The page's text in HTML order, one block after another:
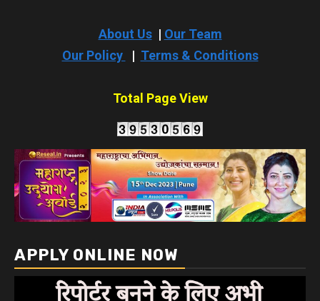
About Us| Our Team
Our Policy
| Terms & Conditions
Total Page View
APPLY ONLINE NOW